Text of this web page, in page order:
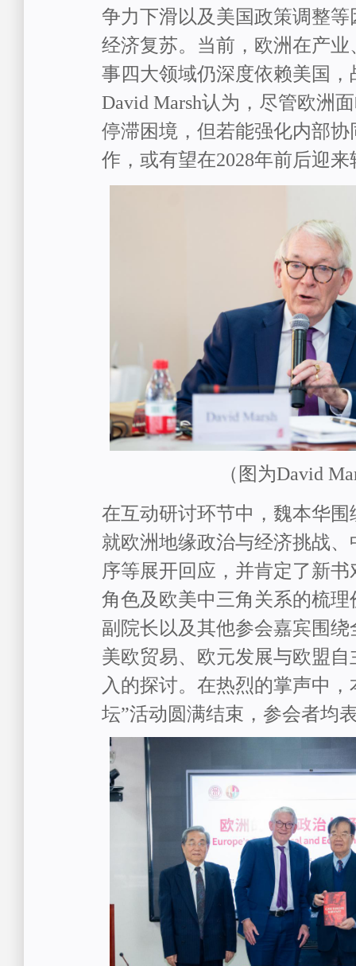
争力下滑以及美国政策调整等
经济复苏。当前，欧洲在产
事四大领域仍深度依赖美国
David Marsh认为 ，尽管欧洲
停滞困境 ， 但若能强化内部
作，或有望在2028年前后迎来
（ 图为David
在互动研讨环节中，魏本华
就欧洲地缘政治与经济挑战
序等展开回应， 并肯定了新书
角色及欧美中三角关系的梳理
副院长 以及其他参会嘉宾围
美欧贸易、欧元发展与欧盟
入的探讨。 在热烈的掌声中，
坛”活动圆满结束，参会者均